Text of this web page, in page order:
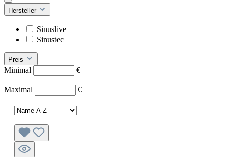
Hersteller
Sinuslive
Sinustec
Preis
Minimal
€
–
Maximal
€